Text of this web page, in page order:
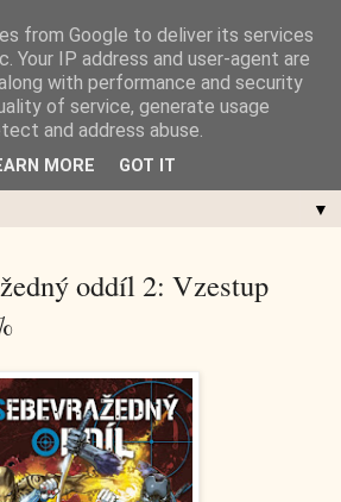
▼
oddíl 2: Vzestup
from Google to deliver its services
Your IP address and user-agent are
with performance and security
of service, generate usage
and address abuse.
MORE GOT IT